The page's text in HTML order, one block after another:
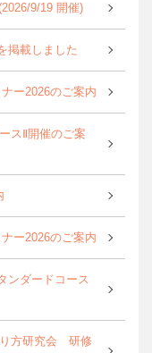
9/19 開催)
掲載しました
ー2026のご案内
スⅡ開催のご案
ー2026のご案内
ンダードコース
り方研究会 研修